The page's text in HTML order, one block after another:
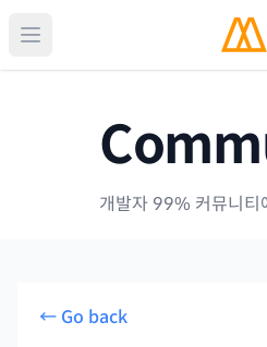
개발자 99% 커뮤니티
← Go back